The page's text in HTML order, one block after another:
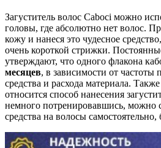
Загуститель волос Caboci можно
головы, где абсолютно нет волос.
кожу и нанеся это чудесное
очень короткой стрижки.
утверждают, что одного флакона
месяцев, в зависимости от частоты
средства и расхода материала.
относится способ нанесения
немного потренировавшись, можно
средства на волосы